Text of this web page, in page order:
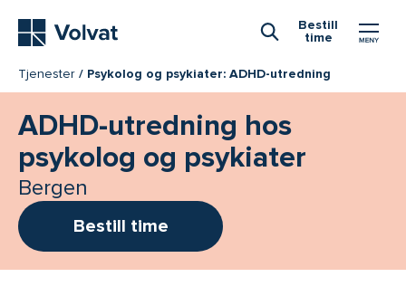
Bestill
time
Tjenester Psykolog og psykiater: ADHD-utredning
ADHD-utredning hos
psykolog og psykiater
Bergen
Bestill time